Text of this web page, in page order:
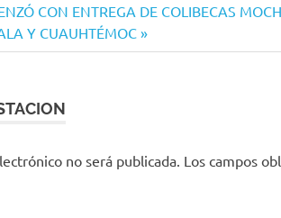
CON ENTREGA DE COLIBECAS
Y CUAUHTÉMOC
no será publicada. Los campos